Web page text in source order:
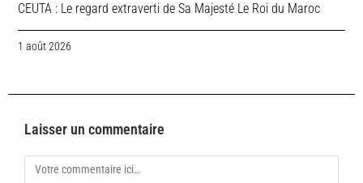
CEUTA : Le regard extraverti de Sa Majesté Le Roi du Maroc
1 août 2026
Laisser un commentaire